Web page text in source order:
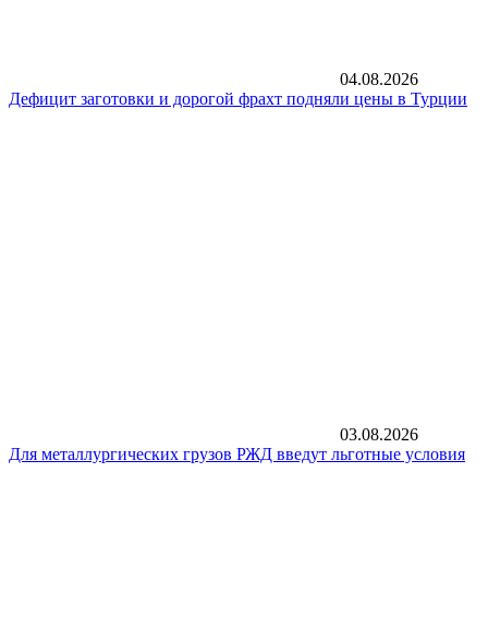
04.08.2026
Дефицит заготовки и дорогой фрахт подняли цены в Турции
03.08.2026
Для металлургических грузов РЖД введут льготные условия